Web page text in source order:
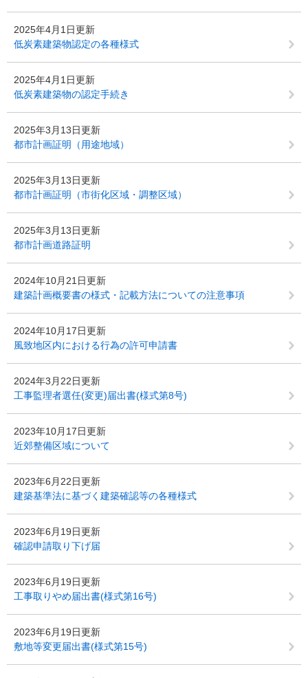
2025年4月1日更新
低炭素建築物認定の各種様式
2025年4月1日更新
低炭素建築物の認定手続き
2025年3月13日更新
都市計画証明（用途地域）
2025年3月13日更新
都市計画証明（市街化区域・調整区域）
2025年3月13日更新
都市計画道路証明
2024年10月21日更新
建築計画概要書の様式・記載方法についての注意事項
2024年10月17日更新
風致地区内における行為の許可申請書
2024年3月22日更新
工事監理者選任(変更)届出書(様式第8号)
2023年10月17日更新
近郊整備区域について
2023年6月22日更新
建築基準法に基づく建築確認等の各種様式
2023年6月19日更新
確認申請取り下げ届
2023年6月19日更新
工事取りやめ届出書(様式第16号)
2023年6月19日更新
敷地等変更届出書(様式第15号)